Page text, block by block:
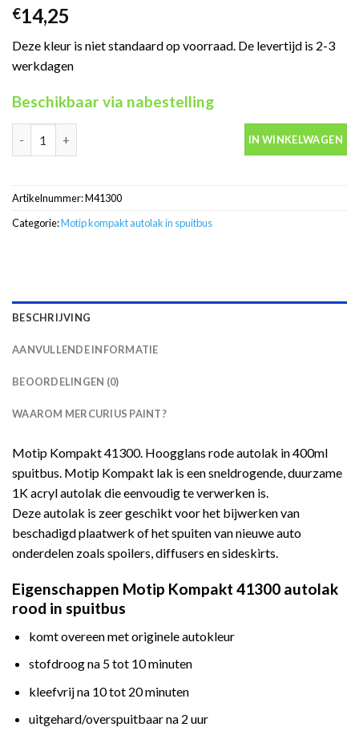
€14,25
Deze kleur is niet standaard op voorraad. De levertijd is 2-3
werkdagen
Beschikbaar via nabestelling
Motip Kompakt 41300 rood autolak in spuitbus 400ml aantal
IN WINKELWAGEN
Artikelnummer:M41300
Categorie:Motip kompakt autolak in spuitbus
BESCHRIJVING
AANVULLENDE INFORMATIE
BEOORDELINGEN (0)
WAAROM MERCURIUS PAINT?
Motip Kompakt 41300. Hoogglans rode autolak in 400ml
spuitbus. Motip Kompakt lak is een sneldrogende, duurzame
1K acryl autolak die eenvoudig te verwerken is.
Deze autolak is zeer geschikt voor het bijwerken van
beschadigd plaatwerk of het spuiten van nieuwe auto
onderdelen zoals spoilers, diffusers en sideskirts.
Eigenschappen Motip Kompakt 41300 autolak
rood in spuitbus
komt overeen met originele autokleur
stofdroog na 5 tot 10 minuten
kleefvrij na 10 tot 20 minuten
uitgehard/overspuitbaar na 2 uur